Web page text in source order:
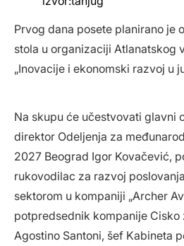
Prvog dana posete planirano je
stola u organizaciji Atlanatskog
„Inovacije i ekonomski razvoj u
Na skupu će učestvovati glavni
direktor Odeljenja za
2027 Beograd Igor Kovačević,
rukovodilac za razvoj
sektorom u kompaniji „Archer
potpredsednik kompanije Cisko
Agostino Santoni, šef Kabineta